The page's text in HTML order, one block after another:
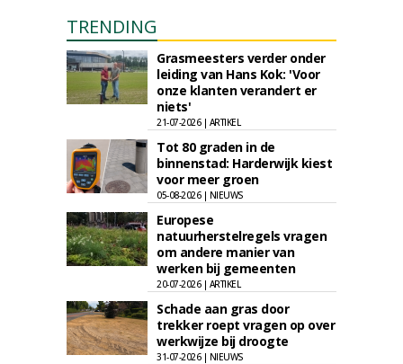
TRENDING
Grasmeesters verder onder
leiding van Hans Kok: 'Voor
onze klanten verandert er
niets'
21-07-2026 | ARTIKEL
Tot 80 graden in de
binnenstad: Harderwijk kiest
voor meer groen
05-08-2026 | NIEUWS
Europese
natuurherstelregels vragen
om andere manier van
werken bij gemeenten
20-07-2026 | ARTIKEL
Schade aan gras door
trekker roept vragen op over
werkwijze bij droogte
31-07-2026 | NIEUWS